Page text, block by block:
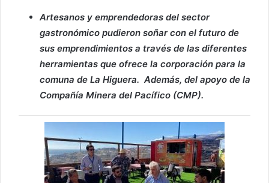
Artesanos y emprendedoras del sector
gastronómico pudieron soñar con el futuro de
sus emprendimientos a través de las diferentes
herramientas que ofrece la corporación para la
comuna de La Higuera. Además, del apoyo de la
Compañía Minera del Pacífico (CMP).